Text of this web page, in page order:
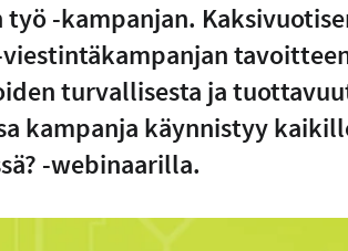
-kampanjan.
turvallisesta ja
kampanja käynnistyy
-webinaarilla.